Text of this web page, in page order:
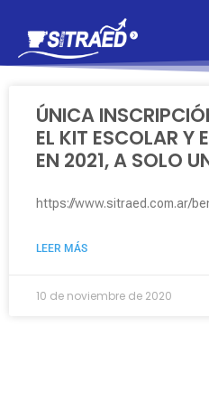
ÚNICA
EL KIT ESCOLAR Y
EN 2021, A SOLO
https://www.sitraed.com.ar/
LEER MÁS
10 de noviembre de 2020